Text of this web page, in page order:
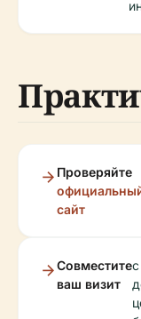
Проверяйте
сайт
Совместите
ваш визит